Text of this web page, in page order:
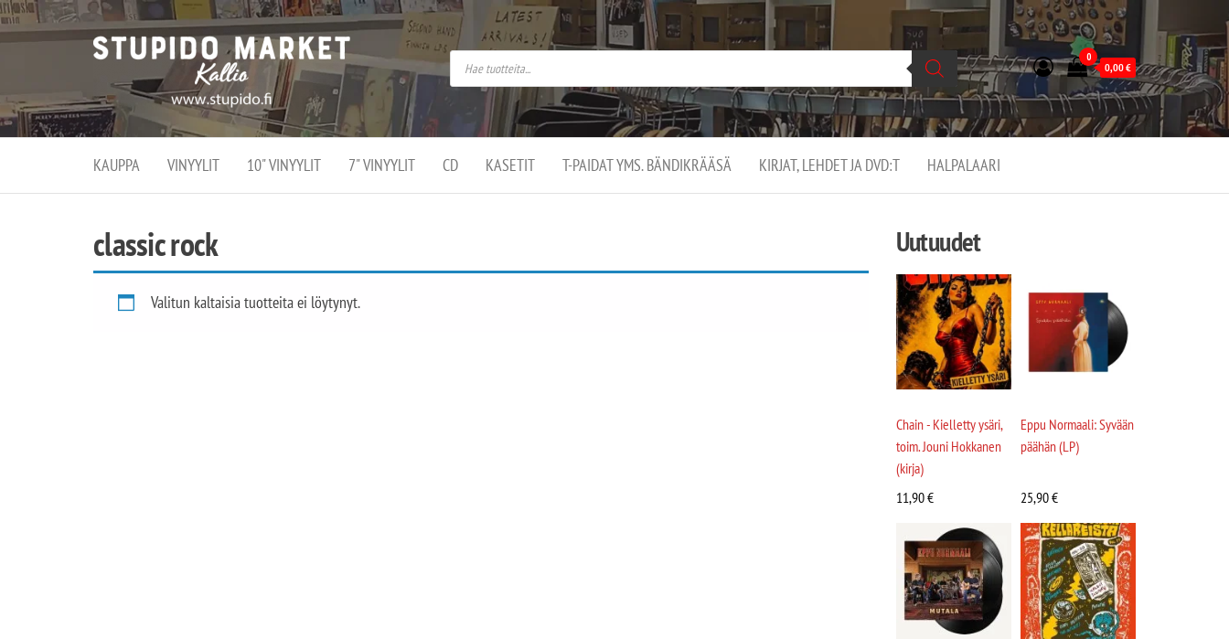
Stupido
Market –
verkossa
ja
kivijalassa
Stupido Market on
vaihtoehtomusaan
erikoistunut
verkko- sekä
kivijalkakauppa
Helsingissä
Kallion
0
0,00€
KAUPPA VINYYLIT 10" VINYYLIT 7" VINYYLIT CD KASETIT T-PAIDAT YMS. BÄNDIKRÄÄSÄ KIRJAT, LEHDET JA DVD:T HALPALAARI
classic rock
Valitun kaltaisia tuotteita ei löytynyt.
Uutuudet
Chain - Kielletty ysäri,
toim. Jouni Hokkanen
(kirja)
11,90€
Eppu Normaali: Syvään
päähän (LP)
25,90€